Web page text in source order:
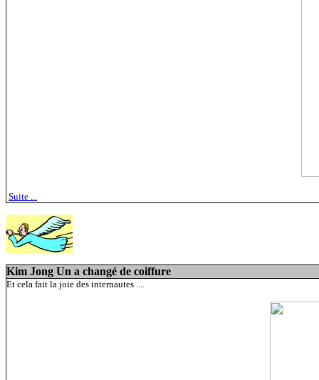
Suite ...
Kim Jong Un a changé de coiffure
Et cela fait la joie des internautes ....